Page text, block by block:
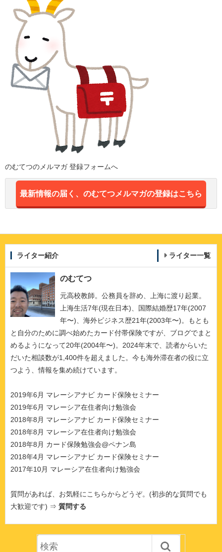
のむてつのメルマガ 登録フォームへ
最新情報の届く、のむてつメルマガの登録はこちら
ライター紹介 ライター一覧
のむてつ
元高校教師。公務員を辞め、上海に渡り起業。
上海生活7年(現在日本)、国際結婚歴17年(2007
年〜)、海外ビジネス歴21年(2003年〜)。もとも
と自分のために調べ始めたカード付帯保険ですが、ブログでまと
めるようになって20年(2004年〜)。2024年末で、読者からいた
だいた相談数が1,400件を超えました。今も海外滞在者の役に立
つよう、情報を集め続けています。
2019年6月 マレーシアナビ カード保険セミナー
2019年6月 マレーシア在住者向け勉強会
2018年8月 マレーシアナビ カード保険セミナー
2018年8月 マレーシア在住者向け勉強会
2018年8月 カード保険勉強会@ペナン島
2018年4月 マレーシアナビ カード保険セミナー
2017年10月 マレーシア在住者向け勉強会
質問があれば、お気軽にこちらからどうぞ。(初歩的な質問でも
大歓迎です) ⇒ 質問する